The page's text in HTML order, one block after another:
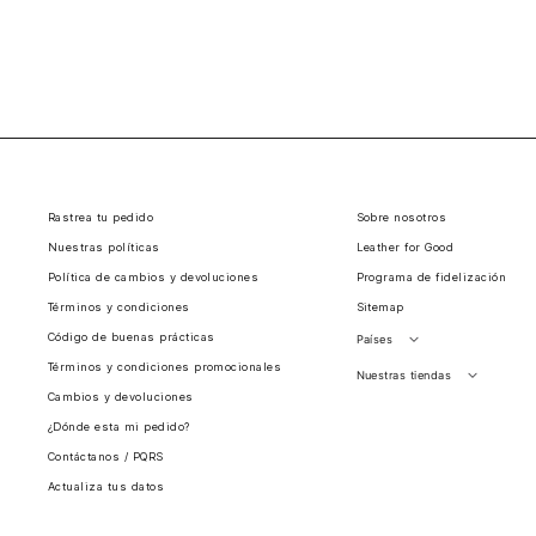
Rastrea tu pedido
Nuestras políticas
Política de cambios y devoluciones
Términos y condiciones
Código de buenas prácticas
Términos y condiciones promocionales
Cambios y devoluciones
¿Dónde esta mi pedido?
Contáctanos / PQRS
Actualiza tus datos
Sobre nosotros
Leather for Good
Programa de fidelización
Sitemap
Países
Perú
Nuestras tiendas